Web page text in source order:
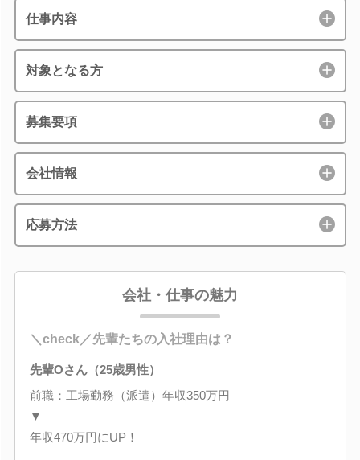
仕事内容
対象となる方
募集要項
会社情報
応募方法
会社・仕事の魅力
＼check／先輩たちの入社理由は？
先輩Oさん（25歳男性）
前職：工場勤務（派遣）年収350万円
▼
年収470万円にUP！